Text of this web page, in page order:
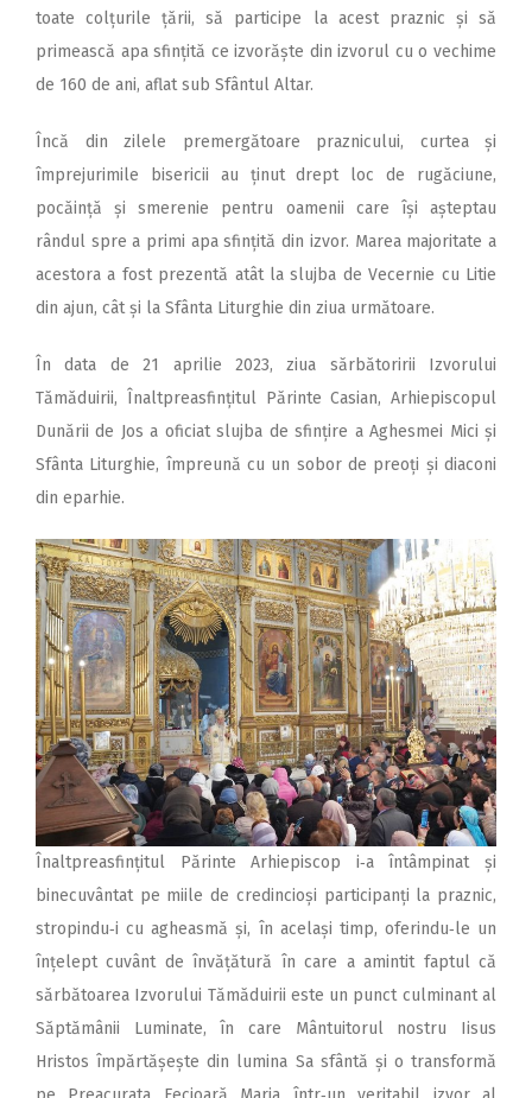
toate colțurile țării, să participe la acest praznic și să
primească apa sfințită ce izvorăște din izvorul cu o vechime
de 160 de ani, aflat sub Sfântul Altar.
Încă din zilele premergătoare praznicului, curtea și
împrejurimile bisericii au ținut drept loc de rugăciune,
pocăință și smerenie pentru oamenii care își așteptau
rândul spre a primi apa sfințită din izvor. Marea majoritate a
acestora a fost prezentă atât la slujba de Vecernie cu Litie
din ajun, cât și la Sfânta Liturghie din ziua următoare.
În data de 21 aprilie 2023, ziua sărbătoririi Izvorului
Tămăduirii, Înaltpreasfințitul Părinte Casian, Arhiepiscopul
Dunării de Jos a oficiat slujba de sfințire a Aghesmei Mici și
Sfânta Liturghie, împreună cu un sobor de preoți și diaconi
din eparhie.
Înaltpreasfințitul Părinte Arhiepiscop i‑a întâmpinat și
binecuvântat pe miile de credincioși participanți la praznic,
stropindu‑i cu agheasmă și, în același timp, oferindu‑le un
înțelept cuvânt de învățătură în care a amintit faptul că
sărbătoarea Izvorului Tămăduirii este un punct culminant al
Săptămânii Luminate, în care Mântuitorul nostru Iisus
Hristos împărtășește din lumina Sa sfântă și o transformă